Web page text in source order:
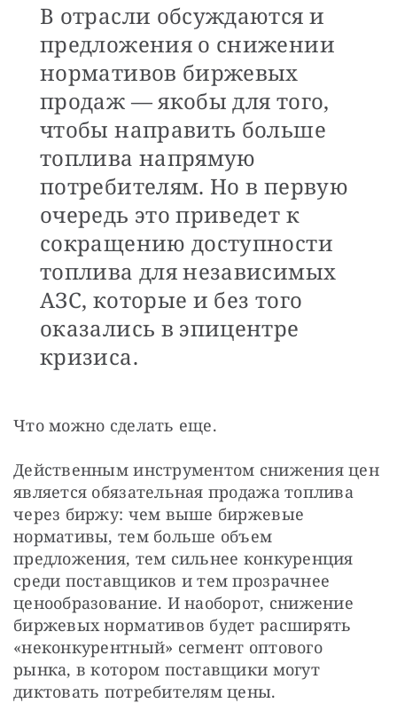
В отрасли обсуждаются и
предложения о снижении
нормативов биржевых
продаж — якобы для того,
чтобы направить больше
топлива напрямую
потребителям. Но в первую
очередь это приведет к
сокращению доступности
топлива для независимых
АЗС, которые и без того
оказались в эпицентре
кризиса.
Что можно сделать еще.
Действенным инструментом снижения цен
является обязательная продажа топлива
через биржу: чем выше биржевые
нормативы, тем больше объем
предложения, тем сильнее конкуренция
среди поставщиков и тем прозрачнее
ценообразование. И наоборот, снижение
биржевых нормативов будет расширять
«неконкурентный» сегмент оптового
рынка, в котором поставщики могут
диктовать потребителям цены.